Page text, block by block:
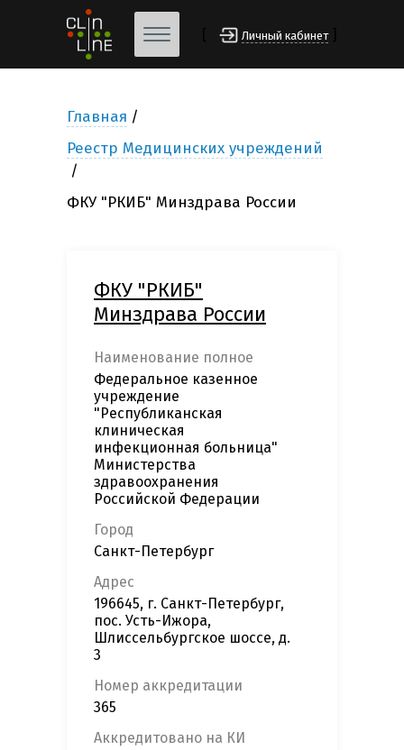
Личный кабинет
Главная
Реестр Медицинских учреждений
ФКУ "РКИБ" Минздрава России
ФКУ "РКИБ"
Минздрава России
Наименование полное
Федеральное казенное
учреждение
"Республиканская
клиническая
инфекционная больница"
Министерства
здравоохранения
Российской Федерации
Город
Санкт-Петербург
Адрес
196645, г. Санкт-Петербург,
пос. Усть-Ижора,
Шлиссельбургское шоссе, д.
3
Номер аккредитации
365
Аккредитовано на КИ